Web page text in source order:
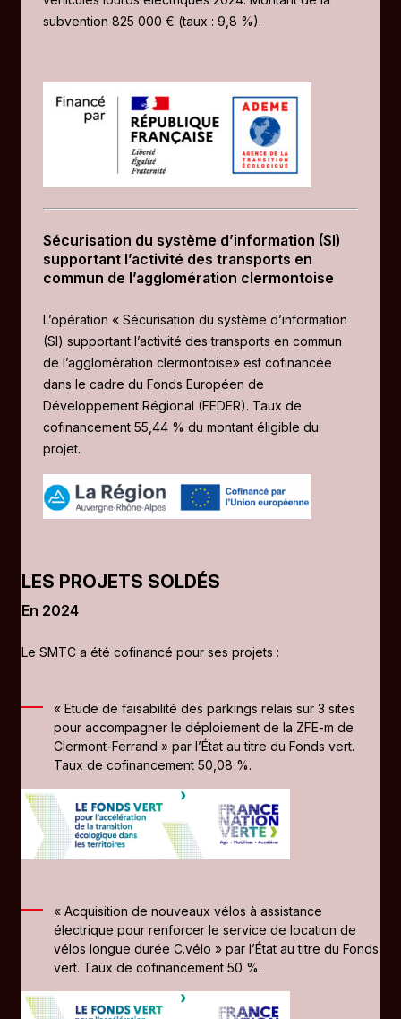
subvention 825 000 € (taux : 9,8 %).
Sécurisation du système d’information (SI)
supportant l’activité des transports en
commun de l’agglomération clermontoise
L’opération « Sécurisation du système d’information
(SI) supportant l’activité des transports en commun
de l’agglomération clermontoise» est cofinancée
dans le cadre du Fonds Européen de
Développement Régional (FEDER). Taux de
cofinancement 55,44 % du montant éligible du
projet.
LES PROJETS SOLDÉS
En 2024
Le SMTC a été cofinancé pour ses projets :
« Etude de faisabilité des parkings relais sur 3 sites
pour accompagner le déploiement de la ZFE-m de
Clermont-Ferrand » par l’État au titre du Fonds vert.
Taux de cofinancement 50,08 %.
« Acquisition de nouveaux vélos à assistance
électrique pour renforcer le service de location de
vélos longue durée C.vélo » par l’État au titre du Fonds
vert. Taux de cofinancement 50 %.